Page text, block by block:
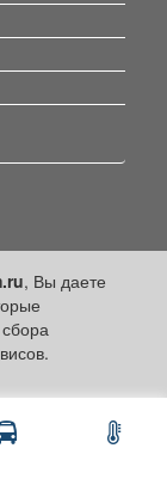
, Вы даете
рекламы»,
и